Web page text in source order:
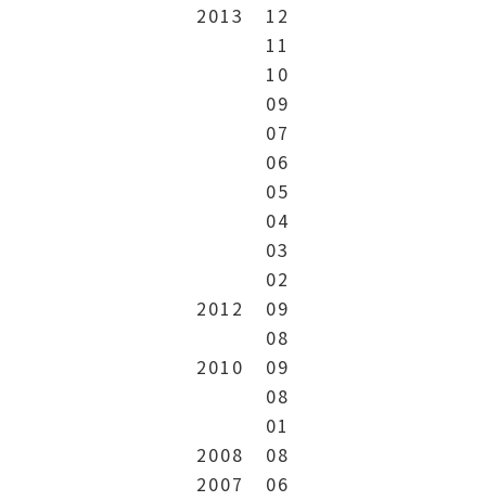
2013
12
11
10
09
07
06
05
04
03
02
2012
09
08
2010
09
08
01
2008
08
2007
06